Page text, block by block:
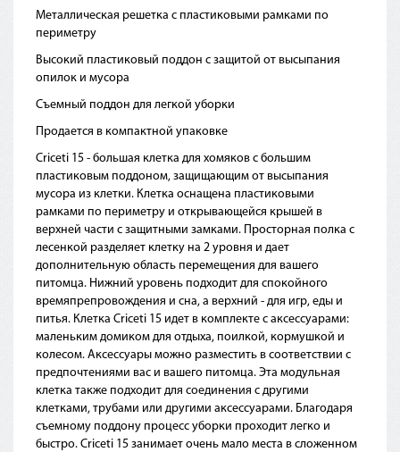
Металлическая решетка с пластиковыми рамками по
периметру
Высокий пластиковый поддон с защитой от высыпания
опилок и мусора
Съемный поддон для легкой уборки
Продается в компактной упаковке
Criceti 15 - большая клетка для хомяков с большим
пластиковым поддоном, защищающим от высыпания
мусора из клетки. Клетка оснащена пластиковыми
рамками по периметру и открывающейся крышей в
верхней части с защитными замками. Просторная полка с
лесенкой разделяет клетку на 2 уровня и дает
дополнительную область перемещения для вашего
питомца. Нижний уровень подходит для спокойного
времяпрепровождения и сна, а верхний - для игр, еды и
питья. Клетка Criceti 15 идет в комплекте с аксессуарами:
маленьким домиком для отдыха, поилкой, кормушкой и
колесом. Аксессуары можно разместить в соответствии с
предпочтениями вас и вашего питомца. Эта модульная
клетка также подходит для соединения с другими
клетками, трубами или другими аксессуарами. Благодаря
съемному поддону процесс уборки проходит легко и
быстро. Criceti 15 занимает очень мало места в сложенном